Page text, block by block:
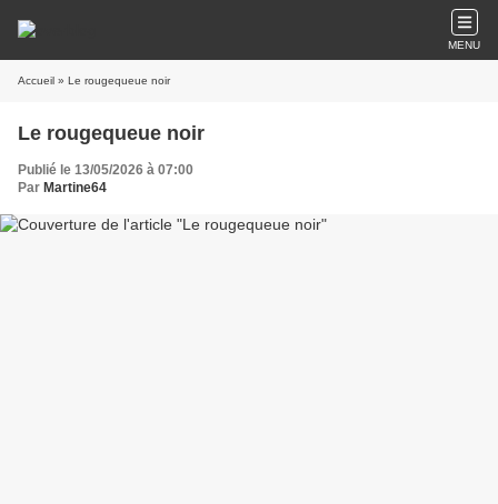
MENU
Accueil » Le rougequeue noir
Le rougequeue noir
Publié le 13/05/2026 à 07:00
Par Martine64